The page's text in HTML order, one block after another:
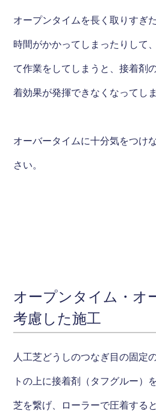
オープンタイムを長く取りすぎ
時間がかかってしまったりして
て作業をしてしまうと、接着剤
着効果が発揮できなくなってし
オーバータイムに十分気をつけ
さい。
オープンタイム・オ
考慮した施工
人工芝どうしのつなぎ目の固定
トの上に接着剤（タフグルー）
芝を繋げ、ローラーで圧着する